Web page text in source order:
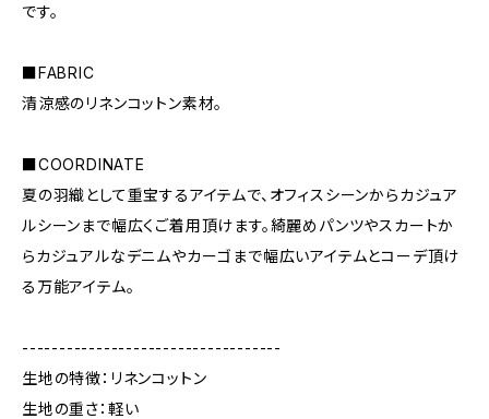
です。
■FABRIC
清涼感のリネンコットン素材。
■COORDINATE
夏の羽織として重宝するアイテムで、オフィスシーンからカジュア
ルシーンまで幅広くご着用頂けます。綺麗めパンツやスカートか
らカジュアルなデニムやカーゴまで幅広いアイテムとコーデ頂け
る万能アイテム。
-----------------------------------
生地の特徴：リネンコットン
生地の重さ：軽い